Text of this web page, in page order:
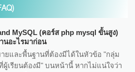
MySQL (คอร์ส php mysql ขั้นสูง)
นอะไรมาก่อน
ยและพื้นฐานที่ต้องมีได้ในหัวข้อ "กลุ่ม
ผู้เรียนต้องมี" บนหน้านี้ หากไม่แน่ใจว่า